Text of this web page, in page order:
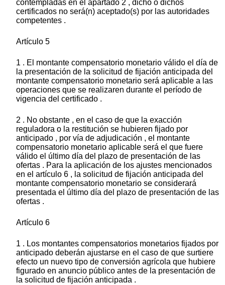
contempladas en el apartado 2 , dicho o dichos
certificados no será(n) aceptado(s) por las autoridades
competentes .
Artículo 5
1 . El montante compensatorio monetario válido el día de
la presentación de la solicitud de fijación anticipada del
montante compensatorio monetario será aplicable a las
operaciones que se realizaren durante el período de
vigencia del certificado .
2 . No obstante , en el caso de que la exacción
reguladora o la restitución se hubieren fijado por
anticipado , por vía de adjudicación , el montante
compensatorio monetario aplicable será el que fuere
válido el último día del plazo de presentación de las
ofertas . Para la aplicación de los ajustes mencionados
en el artículo 6 , la solicitud de fijación anticipada del
montante compensatorio monetario se considerará
presentada el último día del plazo de presentación de las
ofertas .
Artículo 6
1 . Los montantes compensatorios monetarios fijados por
anticipado deberán ajustarse en el caso de que surtiere
efecto un nuevo tipo de conversión agrícola que hubiere
figurado en anuncio público antes de la presentación de
la solicitud de fijación anticipada .